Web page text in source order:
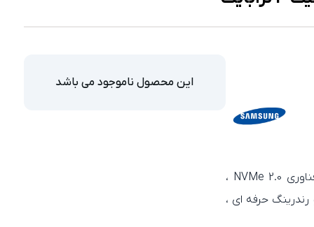
سامسونگ PRO 990 یکی از سریع‌ ترین SSD های بازار است که با فناوری NVMe 2.0 ،
حرفه‌ ای ،
این محصول ناموجود می باشد